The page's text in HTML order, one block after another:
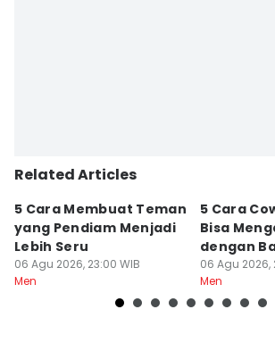
Related Articles
5 Cara Membuat Teman
yang Pendiam Menjadi
Lebih Seru
06 Agu 2026, 23:00 WIB
Men
5 Cara
Bisa
dengan
06 Agu 2026,
Men